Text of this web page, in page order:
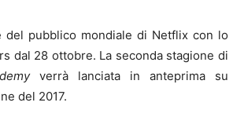
del pubblico mondiale di Netflix con lo
dal 28 ottobre. La seconda stagione di
verrà lanciata in anteprima su
del 2017.